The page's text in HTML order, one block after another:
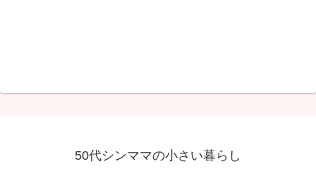
50代シンママの小さい暮らし